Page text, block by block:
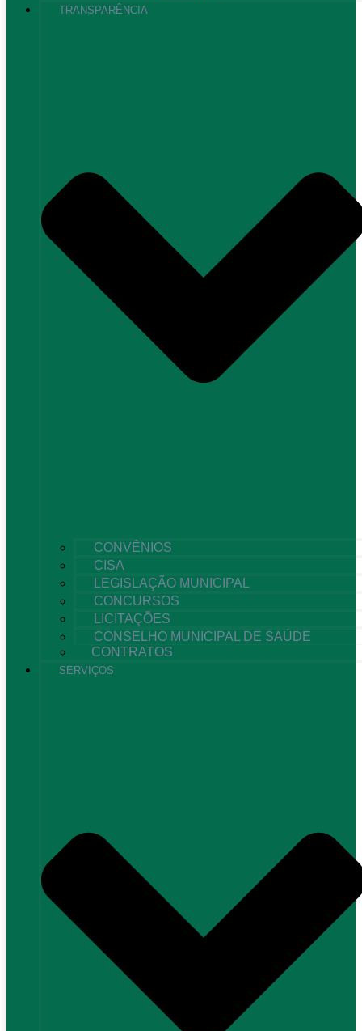
TRANSPARÊNCIA
CONVÊNIOS
CISA
LEGISLAÇÃO MUNICIPAL
CONCURSOS
LICITAÇÕES
CONSELHO MUNICIPAL DE SAÚDE
CONTRATOS
SERVIÇOS